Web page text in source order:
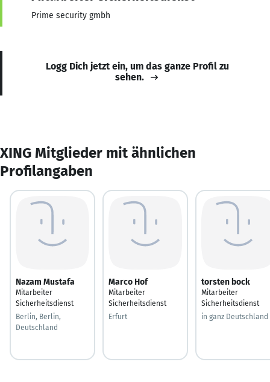
Prime security gmbh
Logg Dich jetzt ein, um das ganze Profil zu
sehen.
XING Mitglieder mit ähnlichen
Profilangaben
Nazam Mustafa
Mitarbeiter
Sicherheitsdienst
Berlin, Berlin,
Deutschland
Marco Hof
Mitarbeiter
Sicherheitsdienst
Erfurt
torsten bock
Mitarbeiter
Sicherheitsdienst
in ganz Deutschland